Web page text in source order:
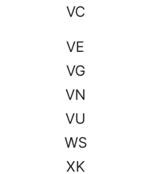
VC
VE
VG
VN
VU
WS
XK